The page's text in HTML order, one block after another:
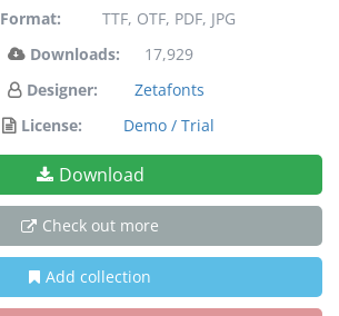
Format:
TTF, OTF, PDF, JPG
Downloads:
17,929
Designer:
Zetafonts
License:
Demo / Trial
Download
Check out more
Add collection